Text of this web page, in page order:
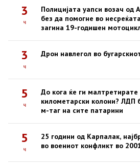
3
ч
Полицијата уапси возач од
без да помогне во
загина 19-годишен
3
ч
Дрон навлегол во
5
ч
До кога ќе ги малтретирате
километарски колони? ЛДП
м-таг на сите патарини
5
ч
25 години од Карпалак,
во воениот конфликт во